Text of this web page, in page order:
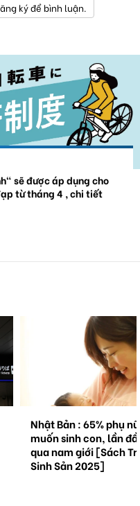
ký để bình luận.
sẽ được áp dụng cho
từ tháng 4 , chi tiết
Nhật Bản : 65% phụ
muốn sinh con, lần
qua nam giới [Sách
Sinh Sản 2025]